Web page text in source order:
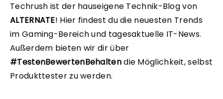
Techrush ist der hauseigene Technik-Blog von
ALTERNATE! Hier findest du die neuesten Trends
im Gaming-Bereich und tagesaktuelle IT-News.
Außerdem bieten wir dir über
#TestenBewertenBehaltendie Möglichkeit, selbst
Produkttester zu werden.